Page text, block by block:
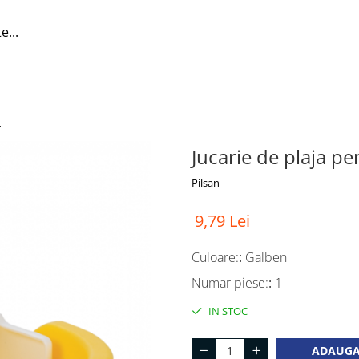
Jucarie de plaja
Pilsan
9,79 Lei
Culoare:: Galben
Numar piese:: 1
IN STOC